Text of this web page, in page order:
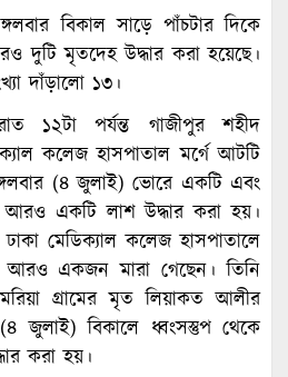
বিকাল সাড়ে পাঁচটার দিকে
দুটি মৃতদেহ উদ্ধার করা হয়েছে।
দাঁড়ালো ১৩।
১২টা পর্যন্ত গাজীপুর শহীদ
কলেজ হাসপাতাল মর্গে আটটি
(৪ জুলাই) ভোরে একটি এবং
একটি লাশ উদ্ধার করা হয়।
মেডিক্যাল কলেজ হাসপাতালে
আরও একজন মারা গেছেন। তিনি
গ্রামের মৃত লিয়াকত আলীর
জুলাই) বিকালে ধ্বংসস্তুপ থেকে
করা হয়।